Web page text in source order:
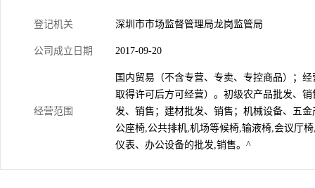
登记机关 深圳市市场监督管理局龙岗监管局
公司成立日期 2017-09-20
经营范围
国内贸易（不含专营、专卖、专控商品）；
取得许可后方可经营）。初级农产品批发、
发、销售；建材批发、销售；机械设备、五
公座椅,公共排机,机场等候椅,输液椅,会议厅
仪表、办公设备的批发,销售。^